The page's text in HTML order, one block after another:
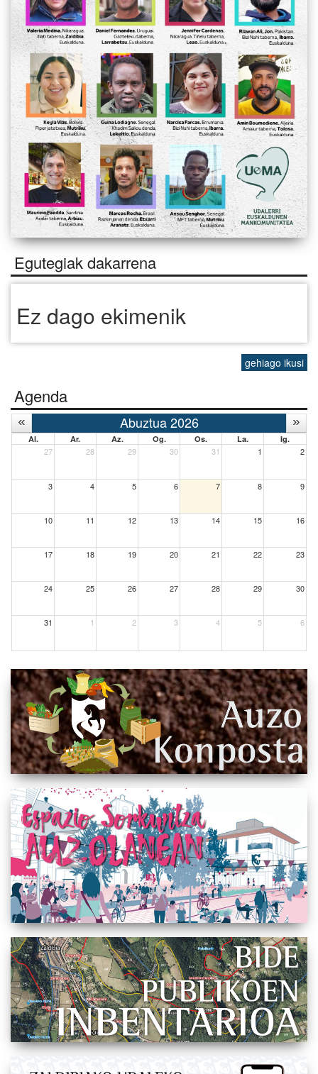
Egutegiak dakarrena
Ez dago ekimenik
gehiago ikusi
Agenda
Abuztua 2026
Al. Ar. Az. Og. Os. La. Ig.
27 28 29 30 31 1 2
3 4 5 6 7 8 9
10 11 12 13 14 15 16
17 18 19 20 21 22 23
24 25 26 27 28 29 30
31 1 2 3 4 5 6